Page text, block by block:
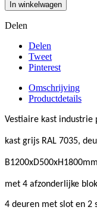
In winkelwagen
Delen
Delen
Tweet
Pinterest
Omschrijving
Productdetails
Vestiaire kast industrie
kast grijs RAL 7035,
met 4 afzonderlijke
4 deuren met slot en 2